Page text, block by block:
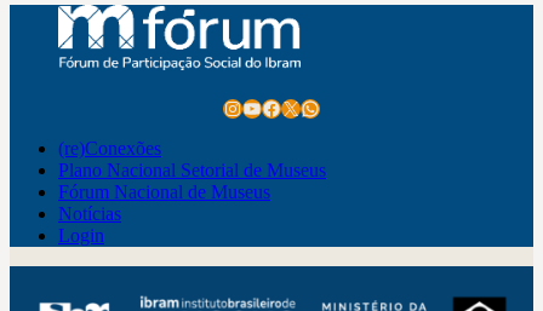
Instagram
Youtube
Facebook
X WhatsApp
(re)Conexões
Plano Nacional Setorial de Museus
Fórum Nacional de Museus
Notícias
Login